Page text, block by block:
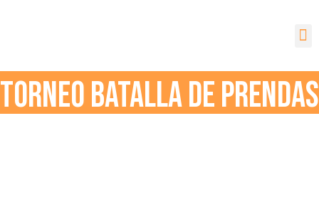
TORNEO BATALLA DE PRENDAS